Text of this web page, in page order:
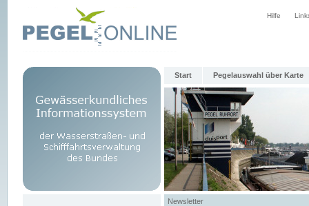
Hilfe
Start Pegelauswahl über Karte
Newsletter